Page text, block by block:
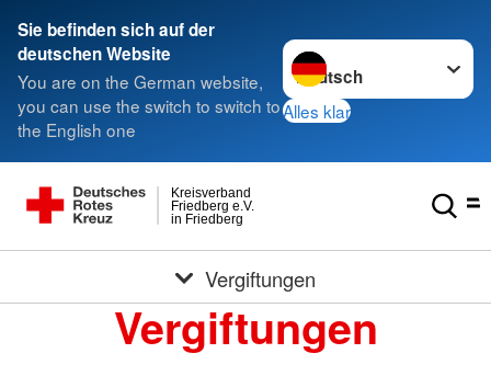
Sie befinden sich auf der
deutschen Website
You are on the German website,
you can use the switch to switch to
the English one
Sprache wechseln zu
Alles klar
in Friedberg
Friedberg e.V.
Kreisverband
Vergiftungen
Vergiftungen